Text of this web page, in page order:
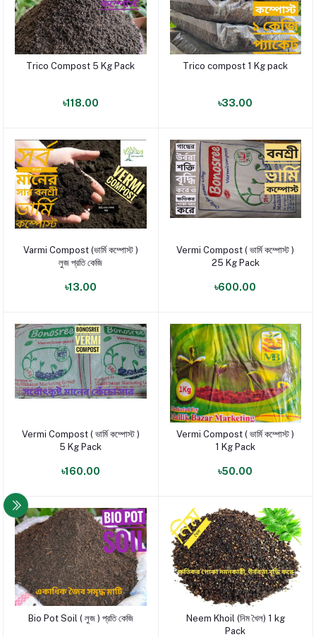
পণ্য যোগ করুন
Trico Compost 5 Kg Pack
৳118.00
পণ্য যোগ করুন
Trico compost 1 Kg pack
৳33.00
পণ্য যোগ করুন
Varmi Compost (ভার্মি কম্পোস্ট )
লুজ প্রতি কেজি
৳13.00
পণ্য যোগ করুন
Vermi Compost ( ভার্মি কম্পোস্ট )
25 Kg Pack
৳600.00
পণ্য যোগ করুন
Vermi Compost ( ভার্মি কম্পোস্ট )
5 Kg Pack
৳160.00
পণ্য যোগ করুন
Vermi Compost ( ভার্মি কম্পোস্ট )
1 Kg Pack
৳50.00
পণ্য যোগ করুন
Bio Pot Soil ( লুজ ) প্রতি কেজি পণ্য যোগ করুন
Neem Khoil (নিম খৈল) 1 kg
Pack